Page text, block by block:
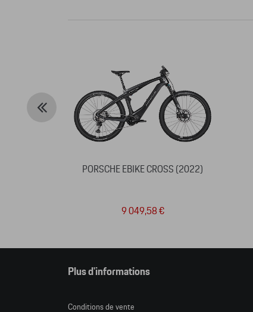
PORSCHE EBIKE CROSS (2022)
9 049,58 €
Plus d'informations
Conditions de vente